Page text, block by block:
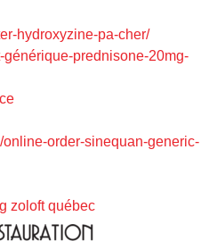
hydroxyzine-pa-cher/
générique-prednisone-20mg-
order-sinequan-generic-
zoloft québec